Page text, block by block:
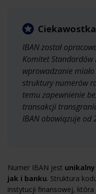
Ciekawostka
IBAN został
Komitet Standardów
wprowadzanie
struktury numerów
temu zapewnienie
transakcji
IBAN obowiązuje od
Numer IBAN jest
jak i banku. Struktura
instytucji finansowej, która